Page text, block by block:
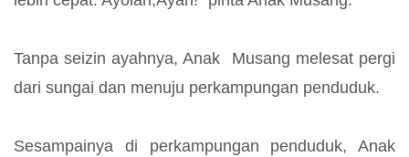
Tanpa seizin ayahnya, Anak Musang melesat pergi
dari sungai dan menuju perkampungan penduduk.
Sesampainya di perkampungan penduduk, Anak